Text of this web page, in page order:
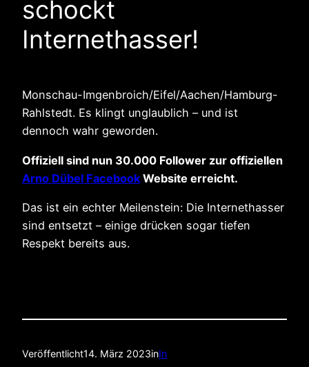
schockt
Internethasser!
Monschau-Imgenbroich/Eifel/Aachen/Hamburg-
Rahlstedt. Es klingt unglaublich – und ist
dennoch wahr geworden.
Offiziell sind nun 30.000 Follower zur offiziellen
Arno Dübel Facebook Website erreicht.
Das ist ein echter Meilenstein: Die Internethasser
sind entsetzt – einige drücken sogar tiefen
Respekt bereits aus.
Veröffentlicht14. März 2023inIn